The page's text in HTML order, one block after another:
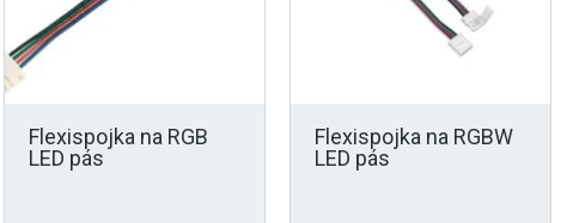
Flexispojka na RGB
LED pás
Flexispojka na RGBW
LED pás